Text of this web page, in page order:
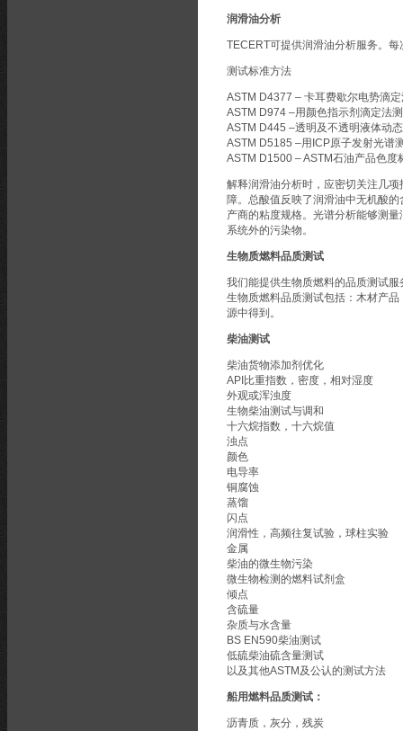
润滑油分析
TECERT可提供润滑油分析服务。
测试标准方法
ASTM D4377 – 卡耳费歇尔电势滴
ASTM D974 –用颜色指示剂滴定法
ASTM D445 –透明及不透明液体动
ASTM D5185 –用ICP原子发射光谱
ASTM D1500 – ASTM石油产品色度
解释润滑油分析时，应密切关注几
障。总酸值反映了润滑油中无机酸
产商的粘度规格。光谱分析能够测
系统外的污染物。
生物质燃料品质测试
我们能提供生物质燃料的品质测试
生物质燃料品质测试包括：木材产
源中得到。
柴油测试
柴油货物添加剂优化
API比重指数，密度，相对湿度
外观或浑浊度
生物柴油测试与调和
十六烷指数，十六烷值
浊点
颜色
电导率
铜腐蚀
蒸馏
闪点
润滑性，高频往复试验，球柱实验
金属
柴油的微生物污染
微生物检测的燃料试剂盒
倾点
含硫量
杂质与水含量
BS EN590柴油测试
低硫柴油硫含量测试
以及其他ASTM及公认的测试方法
船用燃料品质测试：
沥青质，灰分，残炭